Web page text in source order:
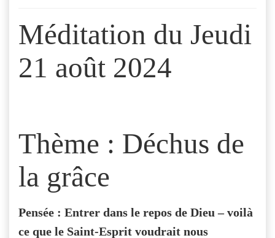
Méditation du Jeudi
21 août 2024
Thème : Déchus de
la grâce
Pensée : Entrer dans le repos de Dieu – voilà
ce que le Saint-Esprit voudrait nous